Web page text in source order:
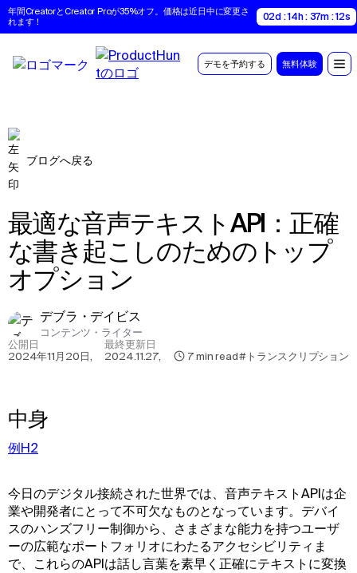
年間CreatorとCreator Proが35%オフ。価格は近日中に変更さ
れます！
02d : 14h : 37m : 11s
デモを予約する 無料体験
ブログへ戻る
最適な音声テキストAPI：正確
な書き起こしのためのトップ
オプション
デブラ・デイビス
コンテンツ・ライター
公開日
2024年11月20日 ,
最終更新日
2024.11.27, 7 min read#トランスクリプション
中身
例H2
今日のデジタル接続された世界では、音声テキストAPIは企
業や開発者にとって不可欠なものとなっています。デバイ
スのハンズフリー制御から、さまざまな能力を持つユーザ
ーの広範なポートフォリオにわたるアクセシビリティま
で、これらのAPIは話し言葉を素早く正確にテキストに変換